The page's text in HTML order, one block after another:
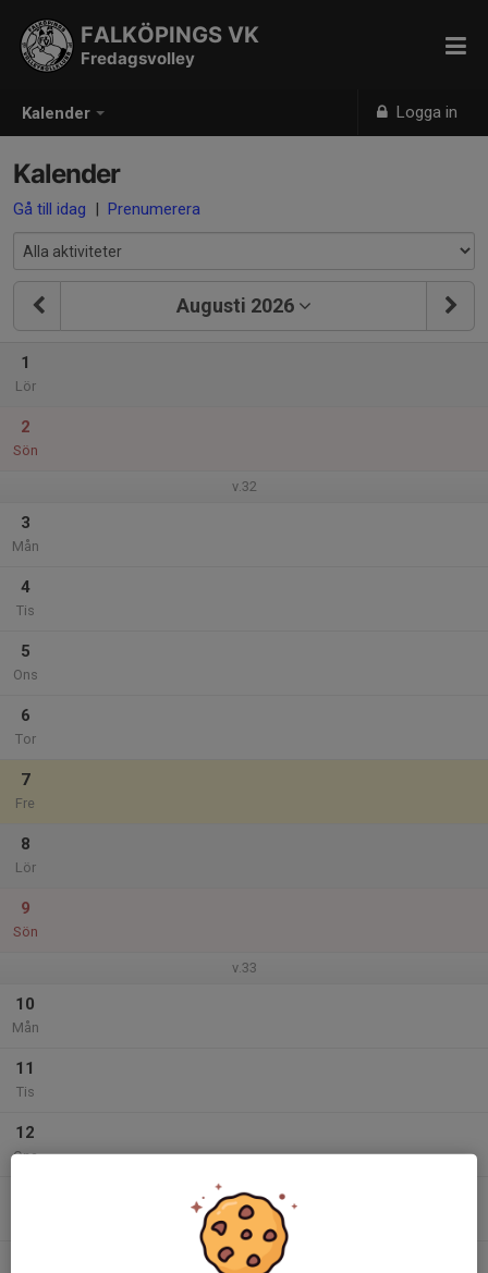
Kalender Logga in
FALKÖPINGS VK
Fredagsvolley
Kalender
Gå till idag | Prenumerera
Augusti 2026
1
Lör
2
Sön
v.32
3
Mån
4
Tis
5
Ons
6
Tor
7
Fre
8
Lör
9
Sön
v.33
10
Mån
11
Tis
12
Ons